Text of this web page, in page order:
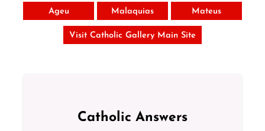
Ageu Malaquias Mateus
Visit Catholic Gallery Main Site
Catholic Answers